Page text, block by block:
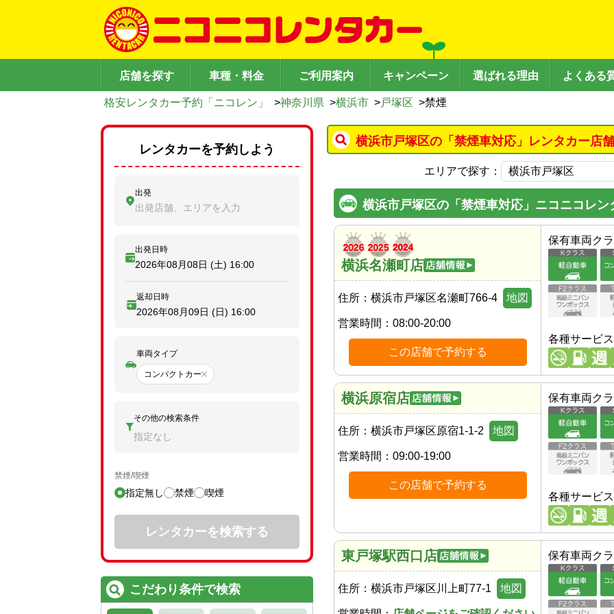
店舗を探す 車種・料金 ご利用案内 キャンペーン 選ばれる理由 よくある
格安レンタカー予約「ニコレン」 >神奈川県 >横浜市 >戸塚区 >禁煙
横浜市戸塚区の「禁煙車対応」レンタカー店
エリアで探す：
横浜市戸塚区の「禁煙車対応」ニコニコレン
横浜名瀬町店
住所： 横浜市戸塚区名瀬町766-4 地図
営業時間： 08:00-20:00
この店舗で予約する
保有車両ク
各種サービス
横浜原宿店
住所： 横浜市戸塚区原宿1-1-2 地図
営業時間： 09:00-19:00
この店舗で予約する
保有車両ク
各種サービス
東戸塚駅西口店
住所： 横浜市戸塚区川上町77-1 地図
保有車両ク
レンタカーを予約しよう
出発
出発店舗、エリアを入力
出発日時
2026年08月08日 (土) 16:00
返却日時
2026年08月09日 (日) 16:00
車両タイプ
コンパクトカー
その他の検索条件
指定なし
禁煙/喫煙
指定無し 禁煙 喫煙
レンタカーを検索する
こだわり条件で検索